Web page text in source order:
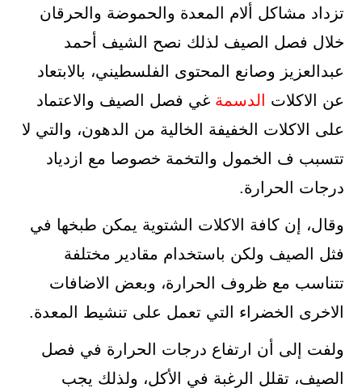
تزداد مشاكل ألام المعدة والحموضة والحرقان
خلال فصل الصيف لذلك نصح الشيف أحمد
عبدالعزيز وصانع المحتوى الفلسطيني، بالابتعاد
عن الاكلات
الدسمة غي فصل الصيف والاعتماد
على الاكلات الخفيفة الخالية من الدهون، والتي لا
تتسبب ف الخمول والتخمة خصوصا مع ازدياد
درجات الحرارة.
وقال، إن كافة الاكلات الشتوية يمكن طبخها في
فثل الصيف ولكن باستخدام مقادير مختلفة
تتناسب مع ظروف الحرارة، وبعض الاضافات
الاخرى الخضراء التي تعمل على تنشيط المعدة.
ولفت إلى أن ارتفاع درجات الحرارة في فصل
الصيف، تقلل الرغبة في الأكل، ولذلك يجب